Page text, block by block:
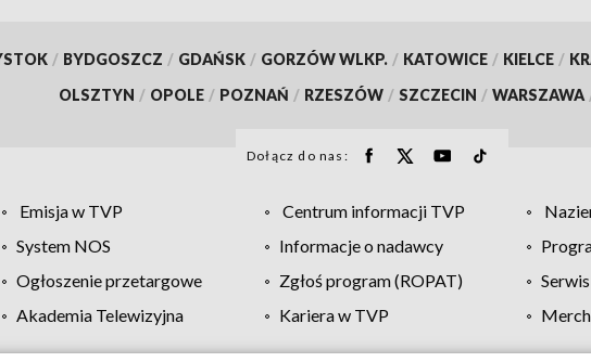
/ BYDGOSZCZ / GDAŃSK / GORZÓW WLKP. / KATOWICE / KIELCE /
OLSZTYN / OPOLE / POZNAŃ / RZESZÓW / SZCZECIN / WARSZAWA
Dołącz do nas:
Emisja w TVP Centrum informacji TVP
System NOS Informacje o nadawcy
Ogłoszenie przetargowe Zgłoś program (ROPAT)
Akademia Telewizyjna Kariera w TVP